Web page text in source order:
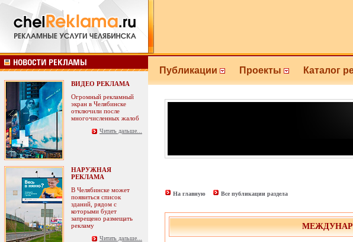
ВИДЕО РЕКЛАМА
Огромный рекламный
экран в Челябинске
отключили после
многочисленных жалоб
Читать дальше...
НАРУЖНАЯ
РЕКЛАМА
В Челябинске может
появиться список
зданий, рядом с
которыми будет
запрещено размещать
рекламу
Читать дальше...
Публикации Проекты Каталог
На главную Все публикации раздела